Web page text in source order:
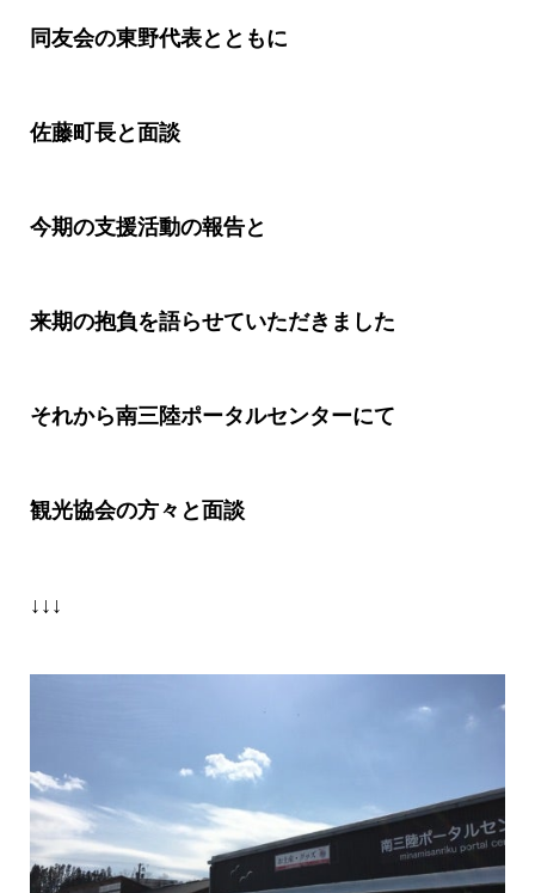
同友会の東野代表とともに
佐藤町長と面談
今期の支援活動の報告と
来期の抱負を語らせていただきました
それから南三陸ポータルセンターにて
観光協会の方々と面談
↓↓↓